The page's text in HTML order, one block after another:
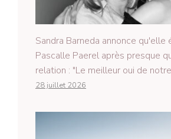
Sandra Barneda annonce qu'elle
Pascalle Paerel après presque
relation : "Le meilleur oui de
28 juillet 2026